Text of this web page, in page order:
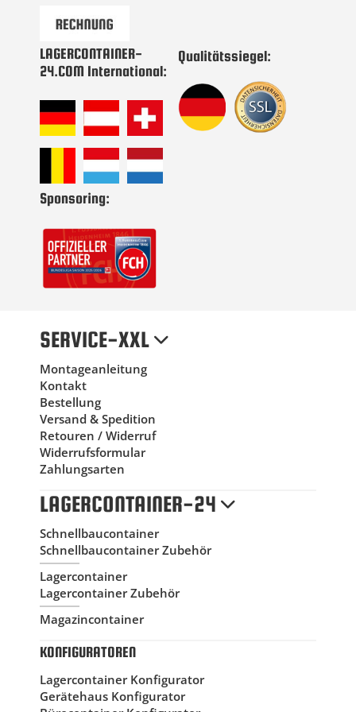
LAGERCONTAINER-
24.COM International:
Qualitätssiegel:
Sponsoring:
SERVICE-XXL
Montageanleitung
Kontakt
Bestellung
Versand & Spedition
Retouren / Widerruf
Widerrufsformular
Zahlungsarten
LAGERCONTAINER-24
Schnellbaucontainer
Schnellbaucontainer Zubehör
Lagercontainer
Lagercontainer Zubehör
Magazincontainer
KONFIGURATOREN
Lagercontainer Konfigurator
Gerätehaus Konfigurator